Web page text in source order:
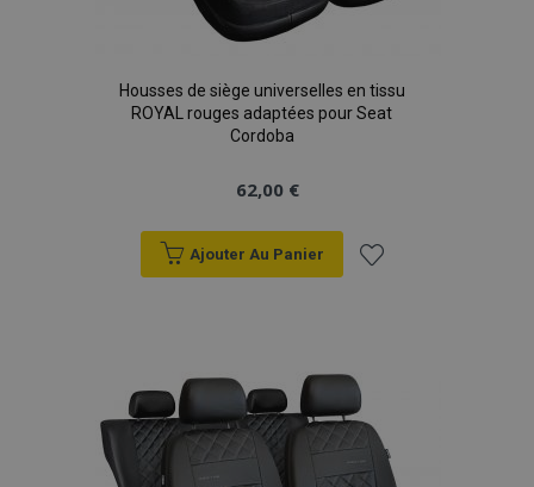
Housses de siège universelles en tissu
ROYAL rouges adaptées pour Seat
Cordoba
62,00 €
Ajouter Au Panier
liste
d'achats